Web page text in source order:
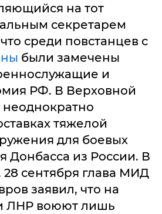
на тот
секретарем
среди повстанцев с
были замечены
и
РФ. В Верховной
тяжелой
для боевых
Донбасса из России. В
сентября глава МИД
заявил, что на
ЛНР воюют лишь